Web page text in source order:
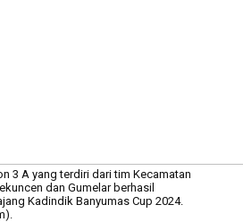
3 A yang terdiri dari tim Kecamatan
dan Gumelar berhasil
Kadindik Banyumas Cup 2024.